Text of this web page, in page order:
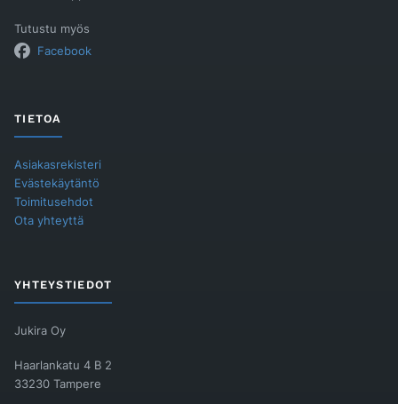
Tutustu myös
Facebook
TIETOA
Asiakasrekisteri
Evästekäytäntö
Toimitusehdot
Ota yhteyttä
YHTEYSTIEDOT
Jukira Oy
Haarlankatu 4 B 2
33230 Tampere